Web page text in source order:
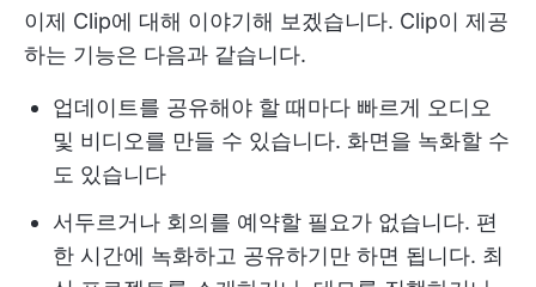
이제 Clip에 대해 이야기해 보겠습니다. Clip이 제공
하는 기능은 다음과 같습니다.
업데이트를 공유해야 할 때마다 빠르게 오디오
및 비디오를 만들 수 있습니다. 화면을 녹화할 수
도 있습니다
서두르거나 회의를 예약할 필요가 없습니다. 편
한 시간에 녹화하고 공유하기만 하면 됩니다. 최